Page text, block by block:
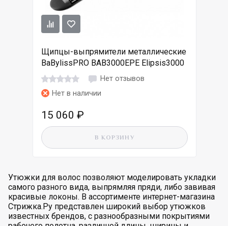
Щипцы-выпрямители металлические
BaBylissPRO BAB3000EPE Elipsis3000
Нет отзывов
Нет в наличии
15 060 ₽
В КОРЗИНУ
Утюжки для волос позволяют моделировать укладки
самого разного вида, выпрямляя пряди, либо завивая
красивые локоны. В ассортименте интернет-магазина
Стрижка.Ру представлен широкий выбор утюжков
известных брендов, с разнообразными покрытиями